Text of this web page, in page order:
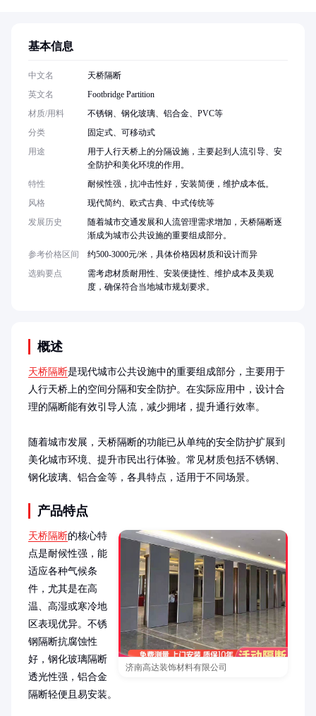
概述
天桥隔断是现代城市公共设施中的重要组成部分，主要用于
人行天桥上的空间分隔和安全防护。在实际应用中，设计合
理的隔断能有效引导人流，减少拥堵，提升通行效率。
随着城市发展，天桥隔断的功能已从单纯的安全防护扩展到
美化城市环境、提升市民出行体验。常见材质包括不锈钢、
钢化玻璃、铝合金等，各具特点，适用于不同场景。
产品特点
济南高达装饰材料有限公司
天桥隔断的核心特
点是耐候性强，能
适应各种气候条
件，尤其是在高
温、高湿或寒冷地
区表现优异。不锈
钢隔断抗腐蚀性
好，钢化玻璃隔断
透光性强，铝合金
隔断轻便且易安装。
基本信息
中文名
天桥隔断
英文名
Footbridge Partition
材质/用料
不锈钢、钢化玻璃、铝合金、PVC等
分类
固定式、可移动式
用途
用于人行天桥上的分隔设施，主要起到人流引导、安
全防护和美化环境的作用。
特性
耐候性强，抗冲击性好，安装简便，维护成本低。
风格
现代简约、欧式古典、中式传统等
发展历史
随着城市交通发展和人流管理需求增加，天桥隔断逐
渐成为城市公共设施的重要组成部分。
参考价格区间
约500-3000元/米，具体价格因材质和设计而异
选购要点
需考虑材质耐用性、安装便捷性、维护成本及美观
度，确保符合当地城市规划要求。